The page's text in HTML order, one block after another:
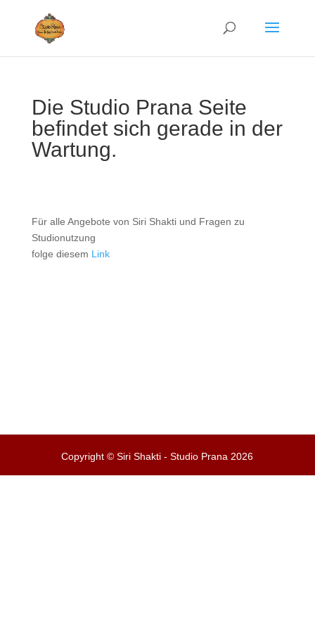
Die Studio Prana Seite
befindet sich gerade in der
Wartung.
Für alle Angebote von Siri Shakti und Fragen zu
Studionutzung
folge diesem Link
Copyright © Siri Shakti - Studio Prana 2026